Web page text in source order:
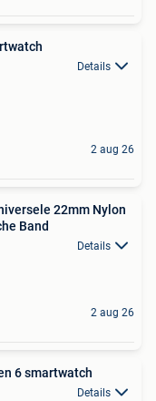
Details
2 aug 26
22mm Nylon
Band
Details
2 aug 26
6 smartwatch
Details